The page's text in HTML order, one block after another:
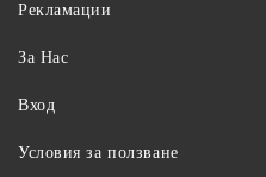
Рекламации
За Нас
Вход
Условия за ползване